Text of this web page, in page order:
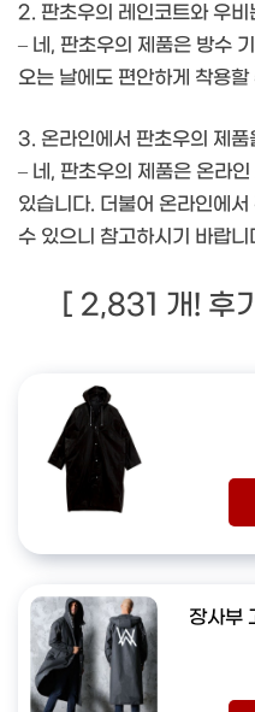
2. 판초우의 레인코트와 우
– 네, 판초우의 제품은 방수
오는 날에도 편안하게 착용할
3. 온라인에서 판초우의 제
– 네, 판초우의 제품은 온라
있습니다. 더불어 온라인에
수 있으니 참고하시기 바랍니
[ 2,831 개! 후
장사부